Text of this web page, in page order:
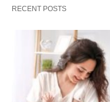
RECENT POSTS